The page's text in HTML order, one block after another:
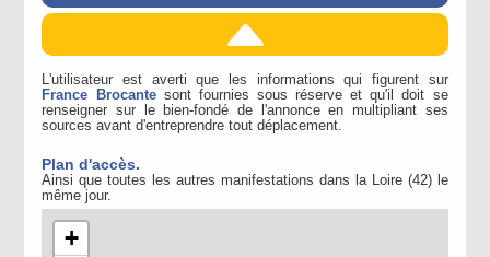
L'utilisateur est averti que les informations qui figurent sur
France Brocantesont fournies sous réserve et qu'il doit se
renseigner sur le bien-fondé de l'annonce en multipliant ses
sources avant d'entreprendre tout déplacement.
Plan d'accès.
Ainsi que toutes les autres manifestations dans la Loire (42) le
même jour.
+